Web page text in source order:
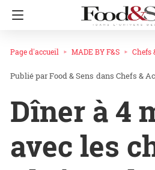
Page d'accueil MADE BY F&S Chefs
Food & Sens dans Chefs &
Dîner à 4
avec les